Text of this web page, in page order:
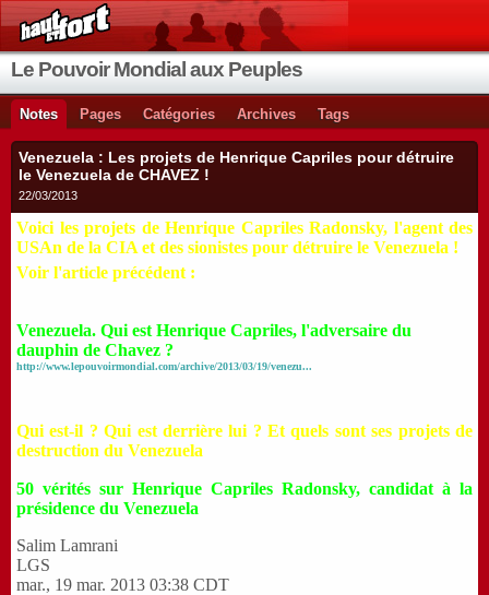
Le Pouvoir Mondial aux Peuples
Notes Pages Catégories Archives Tags
Venezuela : Les projets de Henrique Capriles pour détruire
le Venezuela de CHAVEZ !
22/03/2013
Voici les projets de Henrique Capriles Radonsky, l'agent des
USAn de la CIA et des sionistes pour détruire le Venezuela !
Voir l'article précédent :
Venezuela. Qui est Henrique Capriles, l'adversaire du
dauphin de Chavez ?
http://www.lepouvoirmondial.com/archive/2013/03/19/venezu...
Qui est-il ? Qui est derrière lui ? Et quels sont ses projets de
destruction du Venezuela
50 vérités sur Henrique Capriles Radonsky, candidat à la
présidence du Venezuela
Salim Lamrani
LGS
mar., 19 mar. 2013 03:38 CDT